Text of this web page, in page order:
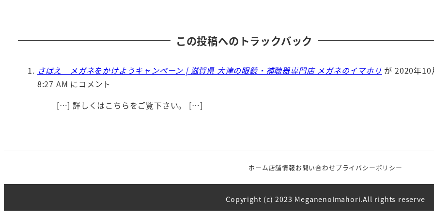
この投稿へのトラックバック
さばえ メガネをかけようキャンペーン | 滋賀県 大津の眼鏡・補聴器専門店 メガネのイマホリ が 2020年10
8:27 AM にコメント
[…] 詳しくはこちらをご覧下さい。 […]
ホーム店舗情報お問い合わせプライバシーポリシー
Copyright (c) 2023 MeganenoImahori.All rights reserve